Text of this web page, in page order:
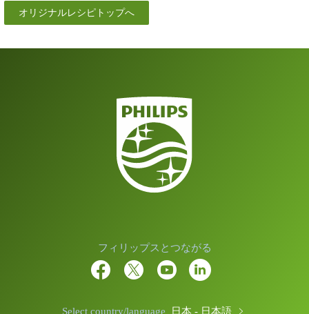
オリジナルレシピトップへ
フィリップスとつながる
Select country/language 日本 - 日本語